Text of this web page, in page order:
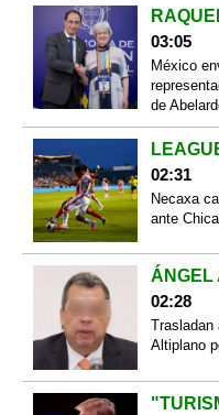
03:05
México
de
02:31
Necaxa
ante
ÁNGEL
02:28
Trasladan
Altiplano